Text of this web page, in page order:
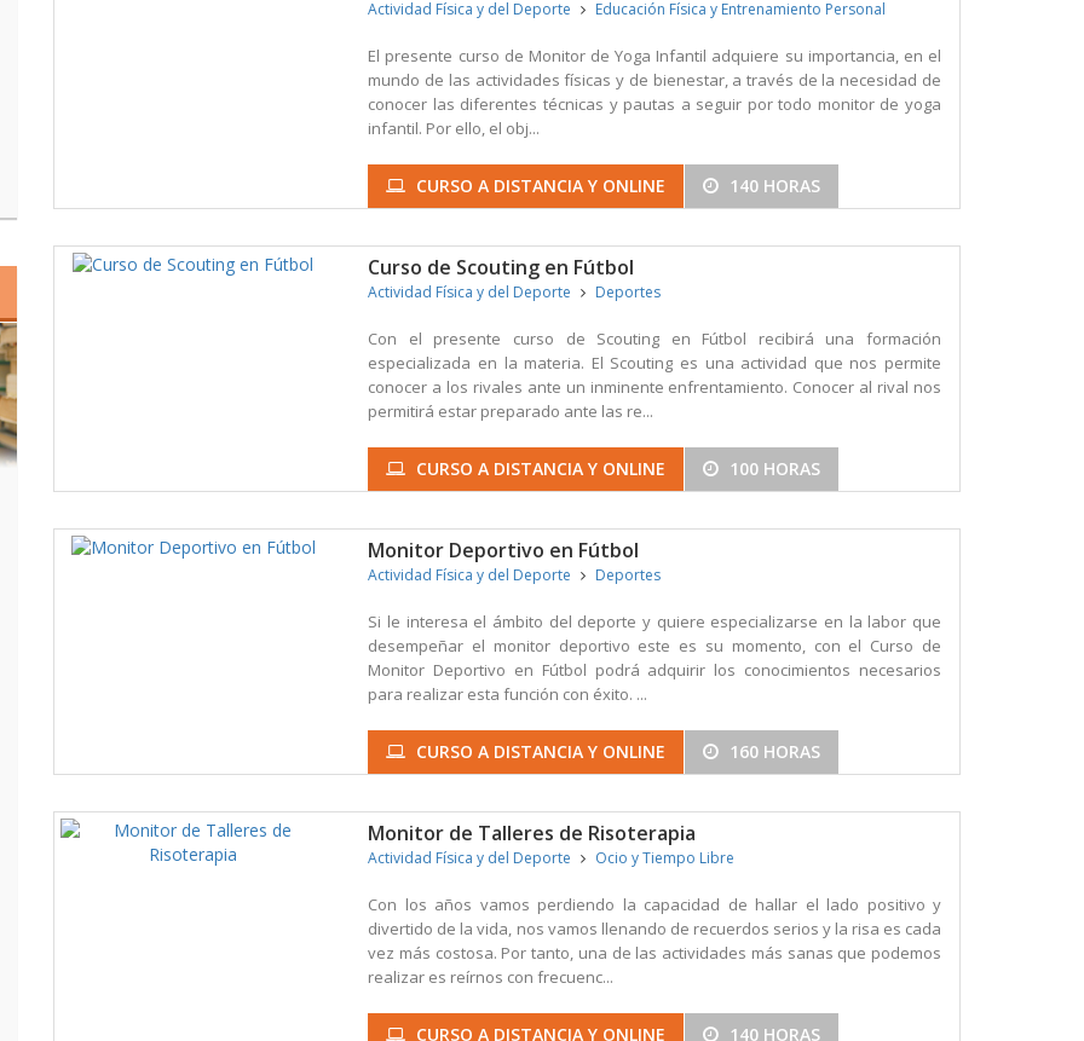
Actividad Física y del Deporte Educación Física y Entrenamiento Personal
El presente curso de Monitor de Yoga Infantil adquiere su importancia, en el
mundo de las actividades físicas y de bienestar, a través de la necesidad de
conocer las diferentes técnicas y pautas a seguir por todo monitor de yoga
infantil. Por ello, el obj...
CURSO A DISTANCIA Y ONLINE 140 HORAS
Curso de Scouting en Fútbol
Actividad Física y del Deporte Deportes
Con el presente curso de Scouting en Fútbol recibirá una formación
especializada en la materia. El Scouting es una actividad que nos permite
conocer a los rivales ante un inminente enfrentamiento. Conocer al rival nos
permitirá estar preparado ante las re...
CURSO A DISTANCIA Y ONLINE 100 HORAS
Monitor Deportivo en Fútbol
Actividad Física y del Deporte Deportes
Si le interesa el ámbito del deporte y quiere especializarse en la labor que
desempeñar el monitor deportivo este es su momento, con el Curso de
Monitor Deportivo en Fútbol podrá adquirir los conocimientos necesarios
para realizar esta función con éxito. ...
CURSO A DISTANCIA Y ONLINE 160 HORAS
Monitor de Talleres de Risoterapia
Actividad Física y del Deporte Ocio y Tiempo Libre
Con los años vamos perdiendo la capacidad de hallar el lado positivo y
divertido de la vida, nos vamos llenando de recuerdos serios y la risa es cada
vez más costosa. Por tanto, una de las actividades más sanas que podemos
realizar es reírnos con frecuenc...
CURSO A DISTANCIA Y ONLINE 140 HORAS